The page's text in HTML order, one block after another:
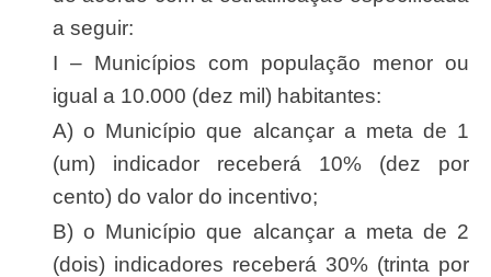
a seguir:
I – Municípios com população menor ou
igual a 10.000 (dez mil) habitantes:
a) o Município que alcançar a meta de 1
(um) indicador receberá 10% (dez por
cento) do valor do incentivo;
b) o Município que alcançar a meta de 2
(dois) indicadores receberá 30% (trinta por